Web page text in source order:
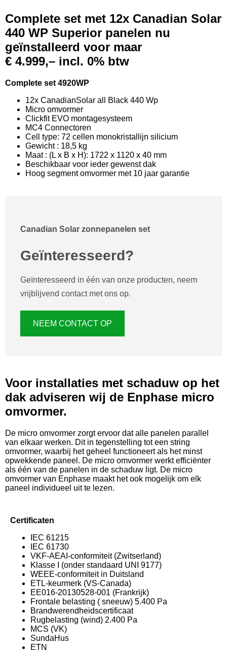
Complete set met 12x Canadian Solar
440 WP Superior panelen nu
geïnstalleerd voor maar
€ 4.999,– incl. 0% btw
Complete set 4920WP
12x CanadianSolar all Black 440 Wp
Micro omvormer
Clickfit EVO montagesysteem
MC4 Connectoren
Cell type: 72 cellen monokristallijn silicium
Gewicht : 18,5 kg
Maat : (L x B x H): 1722 x 1120 x 40 mm
Beschikbaar voor ieder gewenst dak
Hoog segment omvormer met 10 jaar garantie
Canadian Solar zonnepanelen set
Geïnteresseerd?
Geïnteresseerd in één van onze producten, neem
vrijblijvend contact met ons op.
NEEM CONTACT OP
Voor installaties met schaduw op het
dak adviseren wij de Enphase micro
omvormer.
De micro omvormer zorgt ervoor dat alle panelen parallel
van elkaar werken. Dit in tegenstelling tot een string
omvormer, waarbij het geheel functioneert als het minst
opwekkende paneel. De micro omvormer werkt efficiënter
als één van de panelen in de schaduw ligt. De micro
omvormer van Enphase maakt het ook mogelijk om elk
paneel individueel uit te lezen.
Certificaten
IEC 61215
IEC 61730
VKF-AEAI-conformiteit (Zwitserland)
Klasse I (onder standaard UNI 9177)
WEEE-conformiteit in Duitsland
ETL-keurmerk (VS-Canada)
EE016-20130528-001 (Frankrijk)
Frontale belasting ( sneeuw) 5.400 Pa
Brandwerendheidscertificaat
Rugbelasting (wind) 2.400 Pa
MCS (VK)
SundaHus
ETN